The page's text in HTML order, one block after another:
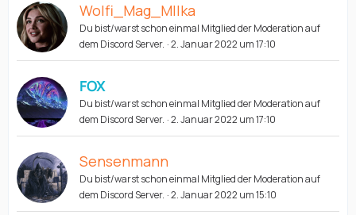
Wolfi_Mag_MIlka
Du bist/warst schon einmal Mitglied der Moderation auf
dem Discord Server. 2. Januar 2022 um 17:10
FOX
Du bist/warst schon einmal Mitglied der Moderation auf
dem Discord Server. 2. Januar 2022 um 17:10
Sensenmann
Du bist/warst schon einmal Mitglied der Moderation auf
dem Discord Server. 2. Januar 2022 um 15:10